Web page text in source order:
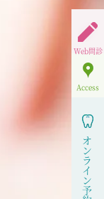
Web問診
Access
オ
ン
ラ
イ
ン
予